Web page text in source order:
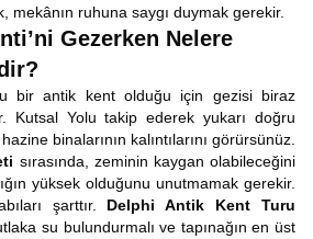
mekânın ruhuna saygı duymak gerekir.
Gezerken Nelere
bir antik kent olduğu için gezisi biraz
Kutsal Yolu takip ederek yukarı doğru
binalarının kalıntılarını görürsünüz.
sırasında, zeminin kaygan olabileceğini
yüksek olduğunu unutmamak gerekir.
şarttır. Delphi Antik Kent Turu
su bulundurmalı ve tapınağın en üst